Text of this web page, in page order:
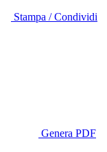
Stampa / Condividi
Genera PDF